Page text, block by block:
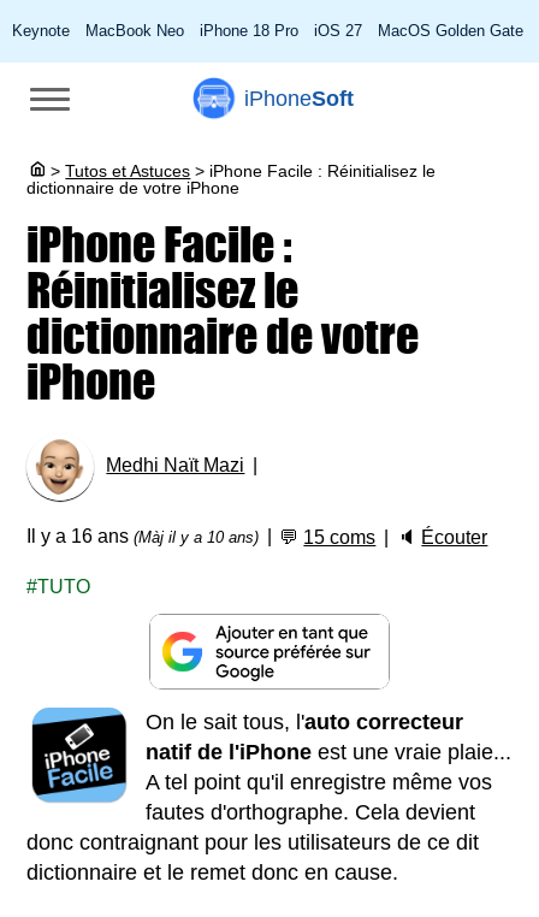
Keynote MacBook Neo iPhone 18 Pro iOS 27 MacOS Golden Gate
iPhoneSoft
> Tutos et Astuces > iPhone Facile : Réinitialisez le
dictionnaire de votre iPhone
iPhone Facile :
Réinitialisez le
dictionnaire de votre
iPhone
Medhi Naït Mazi
Il y a 16 ans(Màj il y a 10 ans) 💬 15 coms 🔈 Écouter
TUTO
On le sait tous, l'auto correcteur
natif de l'iPhone est une vraie plaie...
A tel point qu'il enregistre même vos
fautes d'orthographe. Cela devient
donc contraignant pour les utilisateurs de ce dit
dictionnaire et le remet donc en cause.